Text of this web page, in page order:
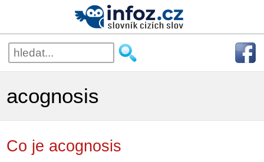
acognosis
Co je acognosis